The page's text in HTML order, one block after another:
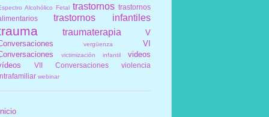
Alcohólico Fetal trastornos trastornos
trastornos infantiles
traumaterapia
V
vergüenza
VI
victimización infantil
videos
VII Conversaciones
violencia
webinar